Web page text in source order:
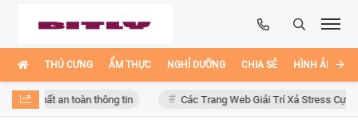
THÚ CƯNG ẨM THỰC NGHỈ DƯỠNG CHIA SẺ HÌNH ẢNH
an toàn thông tin Các Trang Web Giải Trí Xả Stress Cực Hay Ho